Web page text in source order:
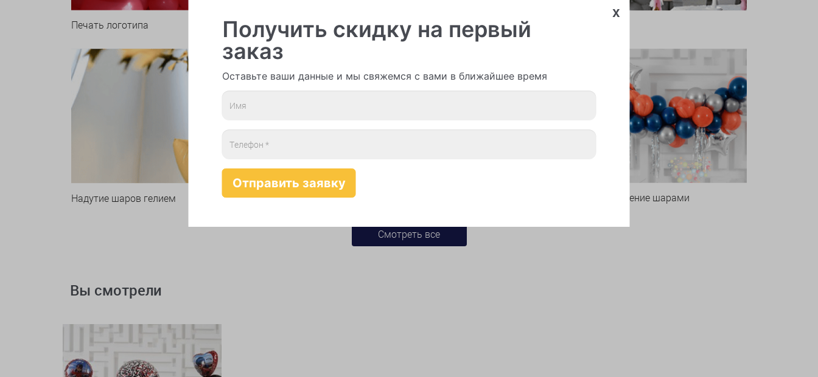
Печать логотипа Арки и гирлянды из шаров
Надутие шаров гелием Оформление шарами
Смотреть все
Вы смотрели
x
Получить скидку на первый
заказ
Оставьте ваши данные и мы свяжемся с вами в ближайшее время